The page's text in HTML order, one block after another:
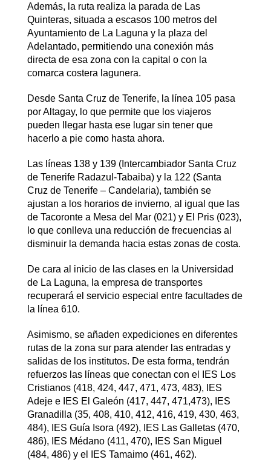
Además, la ruta realiza la parada de Las
Quinteras, situada a escasos 100 metros del
Ayuntamiento de La Laguna y la plaza del
Adelantado, permitiendo una conexión más
directa de esa zona con la capital o con la
comarca costera lagunera.
Desde Santa Cruz de Tenerife, la línea 105 pasa
por Altagay, lo que permite que los viajeros
pueden llegar hasta ese lugar sin tener que
hacerlo a pie como hasta ahora.
Las líneas 138 y 139 (Intercambiador Santa Cruz
de Tenerife Radazul-Tabaiba) y la 122 (Santa
Cruz de Tenerife – Candelaria), también se
ajustan a los horarios de invierno, al igual que las
de Tacoronte a Mesa del Mar (021) y El Pris (023),
lo que conlleva una reducción de frecuencias al
disminuir la demanda hacia estas zonas de costa.
De cara al inicio de las clases en la Universidad
de La Laguna, la empresa de transportes
recuperará el servicio especial entre facultades de
la línea 610.
Asimismo, se añaden expediciones en diferentes
rutas de la zona sur para atender las entradas y
salidas de los institutos. De esta forma, tendrán
refuerzos las líneas que conectan con el IES Los
Cristianos (418, 424, 447, 471, 473, 483), IES
Adeje e IES El Galeón (417, 447, 471,473), IES
Granadilla (35, 408, 410, 412, 416, 419, 430, 463,
484), IES Guía Isora (492), IES Las Galletas (470,
486), IES Médano (411, 470), IES San Miguel
(484, 486) y el IES Tamaimo (461, 462).